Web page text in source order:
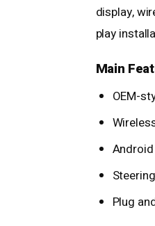
display,
play
Main
OEM-
Plug